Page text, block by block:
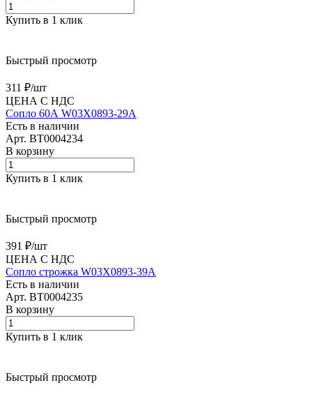
Купить в 1 клик
Быстрый просмотр
311 ₽/шт
ЦЕНА С НДС
Сопло 60А W03X0893-29A
Есть в наличии
Арт. BT0004234
В корзину
Купить в 1 клик
Быстрый просмотр
391 ₽/шт
ЦЕНА С НДС
Сопло строжка W03X0893-39A
Есть в наличии
Арт. BT0004235
В корзину
Купить в 1 клик
Быстрый просмотр